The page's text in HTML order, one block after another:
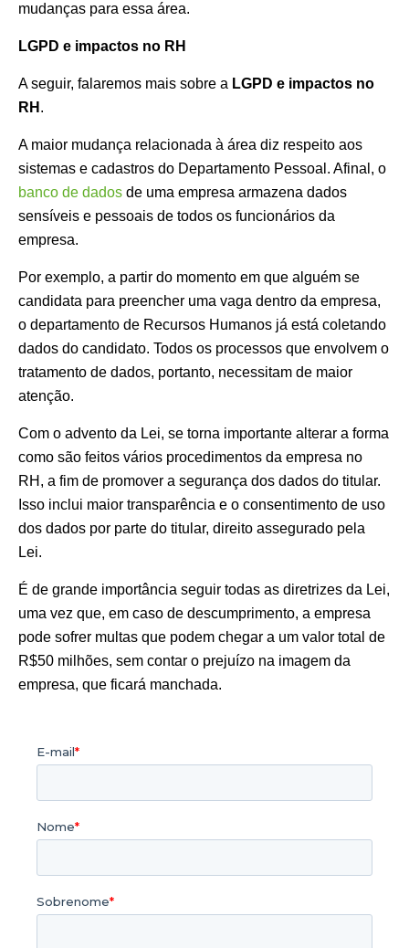
mudanças para essa área.
LGPD e impactos no RH
A seguir, falaremos mais sobre a LGPD e impactos no
RH .
A maior mudança relacionada à área diz respeito aos
sistemas e cadastros do Departamento Pessoal. Afinal, o
banco de dados de uma empresa armazena dados
sensíveis e pessoais de todos os funcionários da
empresa.
Por exemplo, a partir do momento em que alguém se
candidata para preencher uma vaga dentro da empresa,
o departamento de Recursos Humanos já está coletando
dados do candidato. Todos os processos que envolvem o
tratamento de dados, portanto, necessitam de maior
atenção.
Com o advento da Lei, se torna importante alterar a forma
como são feitos vários procedimentos da empresa no
RH, a fim de promover a segurança dos dados do titular.
Isso inclui maior transparência e o consentimento de uso
dos dados por parte do titular, direito assegurado pela
Lei.
É de grande importância seguir todas as diretrizes da Lei,
uma vez que, em caso de descumprimento, a empresa
pode sofrer multas que podem chegar a um valor total de
R$50 milhões, sem contar o prejuízo na imagem da
empresa, que ficará manchada.